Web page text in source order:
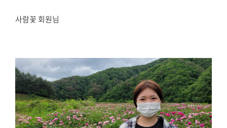
사람꽃 회원님